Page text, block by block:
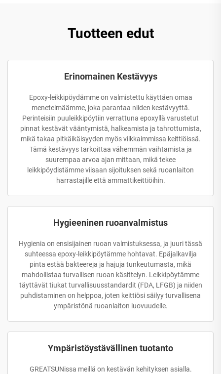
Tuotteen edut
Erinomainen Kestävyys
Epoxy-leikkipöydämme on valmistettu käyttäen omaa
menetelmäämme, joka parantaa niiden kestävyyttä.
Perinteisiin puuleikkipöytiin verrattuna epoxyllä varustetut
pinnat kestävät vääntymistä, halkeamista ja tahrottumista,
mikä takaa pitkäikäisyyden myös vilkkaimmissa keittiöissä.
Tämä kestävyys tarkoittaa vähemmän vaihtamista ja
suurempaa arvoa ajan mittaan, mikä tekee
leikkipöydistämme viisaan sijoituksen sekä ruoanlaiton
harrastajille että ammattikeittiöihin.
Hygieeninen ruoanvalmistus
Hygienia on ensisijainen ruoan valmistuksessa, ja juuri tässä
suhteessa epoxy-leikkipöytämme hohtavat. Epäjalkavilja
pinta estää bakteereja ja hajuja tunkeutumasta, mikä
mahdollistaa turvallisen ruoan käsittelyn. Leikkipöytämme
täyttävät tiukat turvallisuusstandardit (FDA, LFGB) ja niiden
puhdistaminen on helppoa, joten keittiösi säilyy turvallisena
ympäristönä ruoanlaiton luovuudelle.
Ympäristöystävällinen tuotanto
GREATSUNissa meillä on kestävän kehityksen asialla.